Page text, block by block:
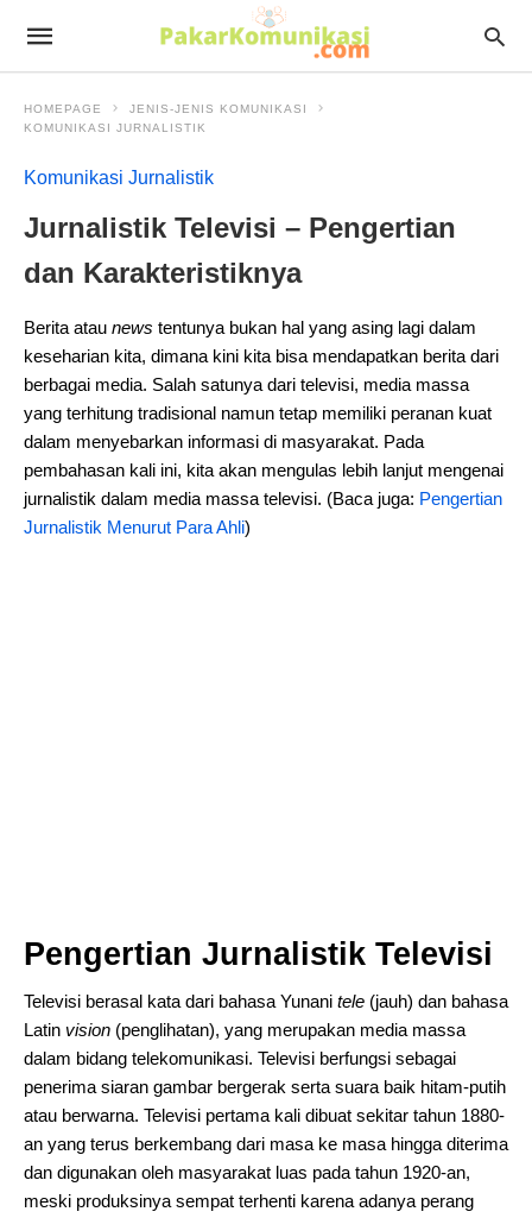
HOMEPAGE
JENIS-JENIS KOMUNIKASI
KOMUNIKASI JURNALISTIK
Komunikasi Jurnalistik
Jurnalistik Televisi – Pengertian
dan Karakteristiknya
Berita atau news tentunya bukan hal yang asing lagi dalam
keseharian kita, dimana kini kita bisa mendapatkan berita dari
berbagai media. Salah satunya dari televisi, media massa
yang terhitung tradisional namun tetap memiliki peranan kuat
dalam menyebarkan informasi di masyarakat. Pada
pembahasan kali ini, kita akan mengulas lebih lanjut mengenai
jurnalistik dalam media massa televisi. (Baca juga: Pengertian
Jurnalistik Menurut Para Ahli)
Pengertian Jurnalistik Televisi
Televisi berasal kata dari bahasa Yunani tele (jauh) dan bahasa
Latin vision (penglihatan), yang merupakan media massa
dalam bidang telekomunikasi. Televisi berfungsi sebagai
penerima siaran gambar bergerak serta suara baik hitam-putih
atau berwarna. Televisi pertama kali dibuat sekitar tahun 1880-
an yang terus berkembang dari masa ke masa hingga diterima
dan digunakan oleh masyarakat luas pada tahun 1920-an,
meski produksinya sempat terhenti karena adanya perang